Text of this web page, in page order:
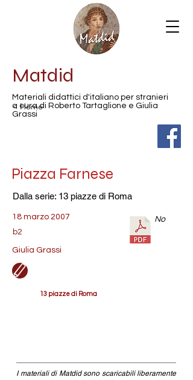
Matdid
Materiali didattici d'italiano per stranieri
a cura di Roberto Tartaglione e Giulia
Grassi
< Home
Piazza Farnese
Dalla serie: 13 piazze di Roma
18 marzo 2007
b2
Giulia Grassi
No
13 piazze di Roma
I materiali di Matdid sono scaricabili liberamente